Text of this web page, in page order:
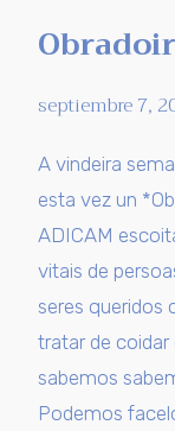
septiembre 7,
A vindeira
esta vez un
ADICAM
vitais de
seres queridos
tratar de
sabemos
Podemos